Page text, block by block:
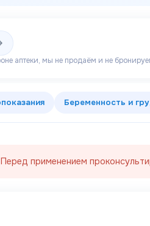
аптеки, мы не продаём и не
Беременность и
применением